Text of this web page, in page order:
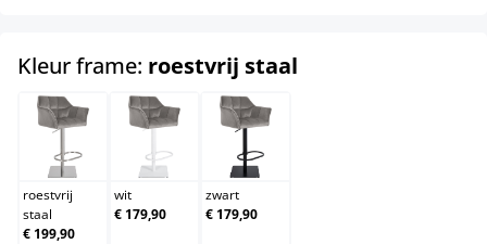
Kleur frame: roestvrij staal
roestvrij staal
roestvrij
staal
€ 199,90
wit
wit
€ 179,90
zwart
zwart
€ 179,90